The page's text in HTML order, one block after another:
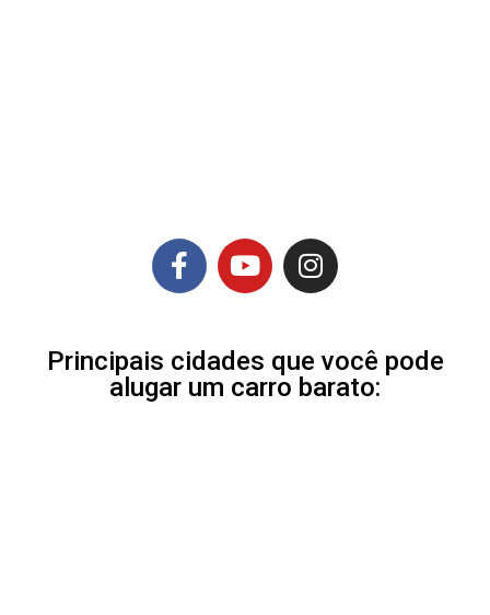
Principais cidades que você pode
alugar um carro barato: